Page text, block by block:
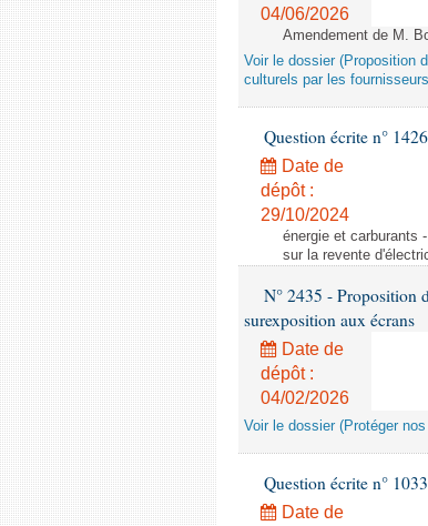
04/06/2026
Amendement de M.
Voir le dossier (Proposition
culturels par les
Question écrite n°
Date de
dépôt :
29/10/2024
énergie et carburants
sur la revente
N° 2435 - Proposition
surexposition aux écrans
Date de
dépôt :
04/02/2026
Voir le dossier (Protéger
Question écrite n°
Date de